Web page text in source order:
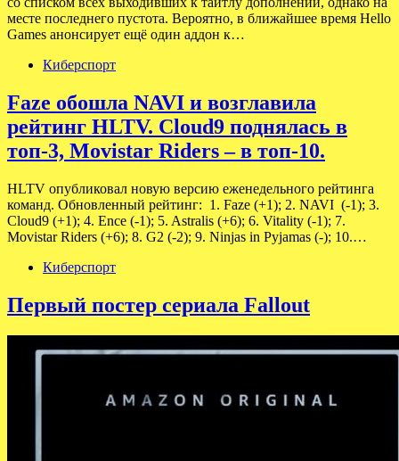
месте последнего пустота. Вероятно, в ближайшее время Hello
Games анонсирует ещё один аддон к…
Киберспорт
Faze обошла NAVI и возглавила
рейтинг HLTV. Cloud9 поднялась в
топ-3, Movistar Riders – в топ-10.
HLTV опубликовал новую версию еженедельного рейтинга
команд. Обновленный рейтинг: 1. Faze (+1); 2. NAVI (-1); 3.
Cloud9 (+1); 4. Ence (-1); 5. Astralis (+6); 6. Vitality (-1); 7.
Movistar Riders (+6); 8. G2 (-2); 9. Ninjas in Pyjamas (-); 10.…
Киберспорт
Первый постер сериала Fallout